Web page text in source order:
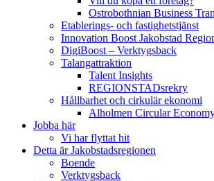
Ostrobothnian Business
Etablerings- och fastighetstjänst
Innovation Boost Jakobstad
DigiBoost – Verktygsback
Talangattraktion
Talent Insights
REGIONSTADsrekry
Hållbarhet och cirkulär ekonomi
Alholmen Circular
Jobba här
Vi har flyttat hit
Detta är Jakobstadsregionen
Boende
Verktygsback